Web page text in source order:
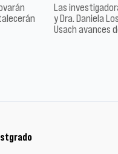
Las
y Dra. Daniela
Usach avances